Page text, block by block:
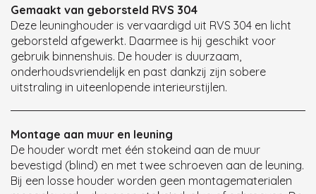
Gemaakt van geborsteld RVS 304
Deze leuninghouder is vervaardigd uit RVS 304 en licht
geborsteld afgewerkt. Daarmee is hij geschikt voor
gebruik binnenshuis. De houder is duurzaam,
onderhoudsvriendelijk en past dankzij zijn sobere
uitstraling in uiteenlopende interieurstijlen.
Montage aan muur en leuning
De houder wordt met één stokeind aan de muur
bevestigd (blind) en met twee schroeven aan de leuning.
Bij een losse houder worden geen montagematerialen